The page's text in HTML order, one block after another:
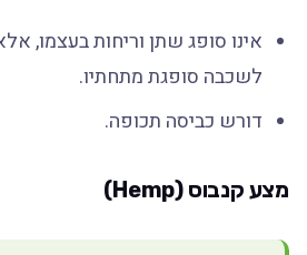
אינו סופג שתן וריחות בעצמו,
לשכבה סופגת מתחתיו.
דורש כביסה תכופה.
מצע קנבוס (Hemp)